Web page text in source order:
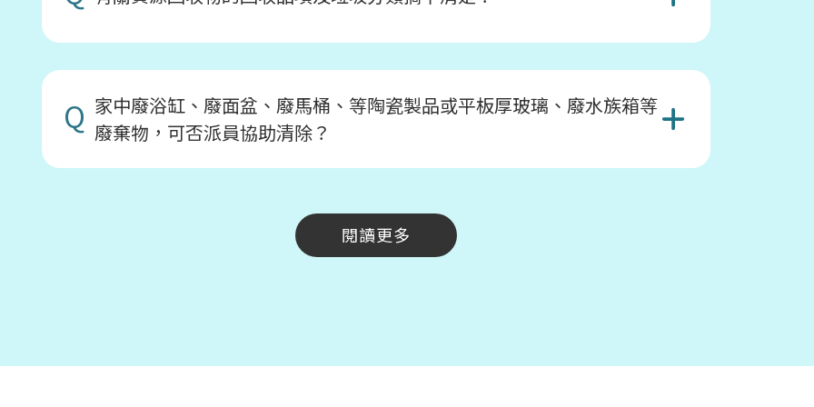
Q 家中廢浴缸、廢面盆、廢馬桶、等陶瓷製品或平板厚玻璃、廢水族箱等
廢棄物，可否派員協助清除？
閱讀更多